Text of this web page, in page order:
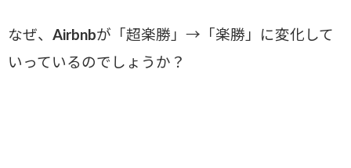
なぜ、Airbnbが「超楽勝」→「楽勝」に変化して
いっているのでしょうか？